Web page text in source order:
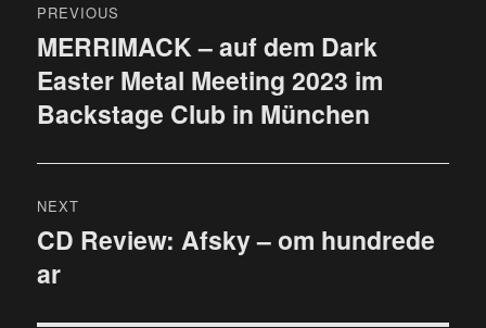
PREVIOUS
Previous
post:
MERRIMACK – auf dem Dark
Easter Metal Meeting 2023 im
Backstage Club in München
NEXT
Next
post:
CD Review: Afsky – om hundrede
ar